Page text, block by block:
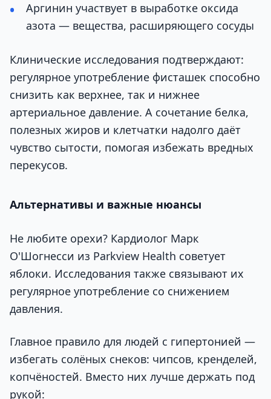
Аргинин участвует в выработке оксида
азота — вещества, расширяющего сосуды
Клинические исследования подтверждают:
регулярное употребление фисташек способно
снизить как верхнее, так и нижнее
артериальное давление. А сочетание белка,
полезных жиров и клетчатки надолго даёт
чувство сытости, помогая избежать вредных
перекусов.
Альтернативы и важные нюансы
Не любите орехи? Кардиолог Марк
О'Шогнесси из Parkview Health советует
яблоки. Исследования также связывают их
регулярное употребление со снижением
давления.
Главное правило для людей с гипертонией —
избегать солёных снеков: чипсов, кренделей,
копчёностей. Вместо них лучше держать под
рукой: